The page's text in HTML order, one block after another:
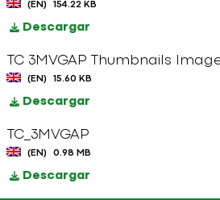
(EN) 154.22 KB
Descargar
TC 3MVGAP Thumbnails
(EN) 15.60 KB
Descargar
TC_3MVGAP
(EN) 0.98 MB
Descargar